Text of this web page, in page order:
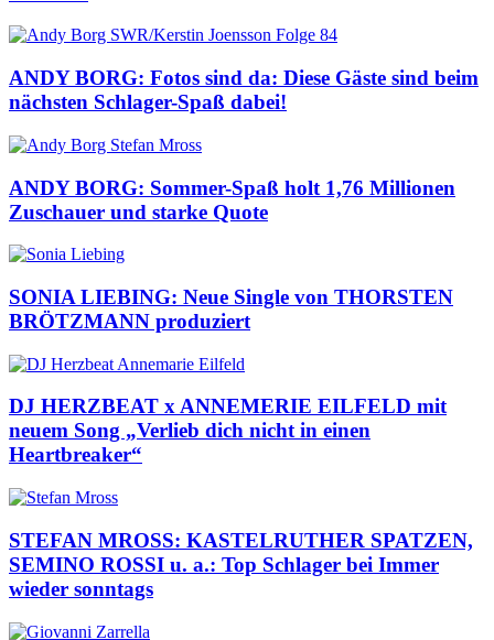
ANDY BORG: Fotos sind da: Diese Gäste sind beim
nächsten Schlager-Spaß dabei!
ANDY BORG: Sommer-Spaß holt 1,76 Millionen
Zuschauer und starke Quote
SONIA LIEBING: Neue Single von THORSTEN
BRÖTZMANN produziert
DJ HERZBEAT x ANNEMERIE EILFELD mit
neuem Song „Verlieb dich nicht in einen
Heartbreaker“
STEFAN MROSS: KASTELRUTHER SPATZEN,
SEMINO ROSSI u. a.: Top Schlager bei Immer
wieder sonntags